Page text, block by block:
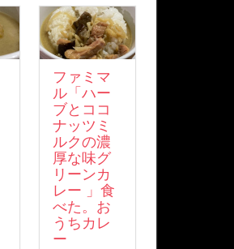
ファミマ
ル「ハー
ブとココ
ナッツミ
ルクの濃
厚な味グ
リーンカ
レー 」食
べた。お
うちカレ
ー